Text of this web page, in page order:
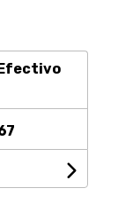
Efectivo